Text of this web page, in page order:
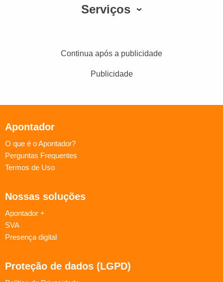
Serviços
Continua após a publicidade
Publicidade
Apontador
O que é o Apontador?
Perguntas Frequentes
Termos de Uso
Nossas soluções
Apontador +
SVA
Presença digital
Proteção de dados (LGPD)